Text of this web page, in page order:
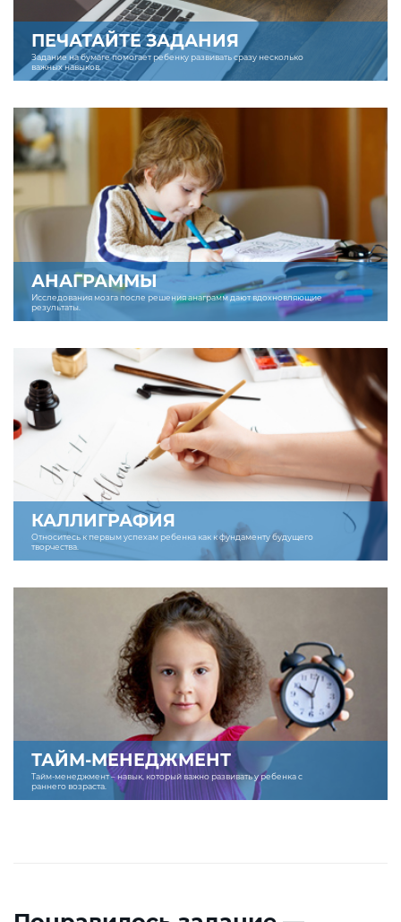
ПЕЧАТАЙТЕ ЗАДАНИЯ
Задание на бумаге помогает ребенку развивать сразу несколько
важных навыков.
АНАГРАММЫ
Исследования мозга после решения анаграмм дают вдохновляющие
результаты.
КАЛЛИГРАФИЯ
Относитесь к первым успехам ребенка как к фундаменту будущего
творчества.
ТАЙМ-МЕНЕДЖМЕНТ
Тайм-менеджмент – навык, который важно развивать у ребенка с
раннего возраста.